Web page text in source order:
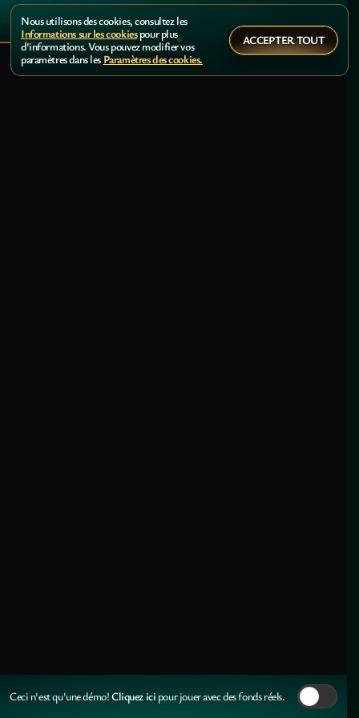
Ceci n'est qu'une démo!Cliquez ici pour jouer avec des fonds réels.
Nous utilisons des cookies, consultez les
Informations sur les cookiespour plus
d'informations. Vous pouvez modifier vos
paramètres dans les Paramètres des cookies.
ACCEPTER TOUT